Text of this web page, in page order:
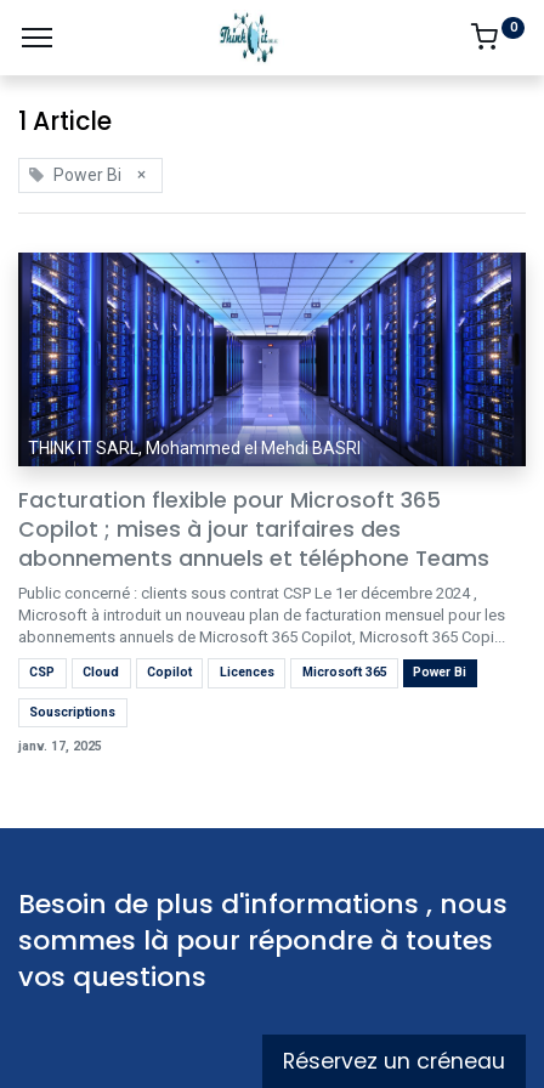
0
1 Article
Power Bi ×
THINK IT SARL, Mohammed el Mehdi BASRI
Facturation flexible pour Microsoft 365
Copilot ; mises à jour tarifaires des
abonnements annuels et téléphone Teams
Public concerné : clients sous contrat CSP Le 1er décembre 2024 ,
Microsoft à introduit un nouveau plan de facturation mensuel pour les
abonnements annuels de Microsoft 365 Copilot, Microsoft 365 Copi...
CSP Cloud Copilot Licences Microsoft 365 Power Bi
Souscriptions
janv. 17, 2025
Besoin de plus d'informations , nous
sommes là pour répondre à toutes
vos questions
Réservez un créneau